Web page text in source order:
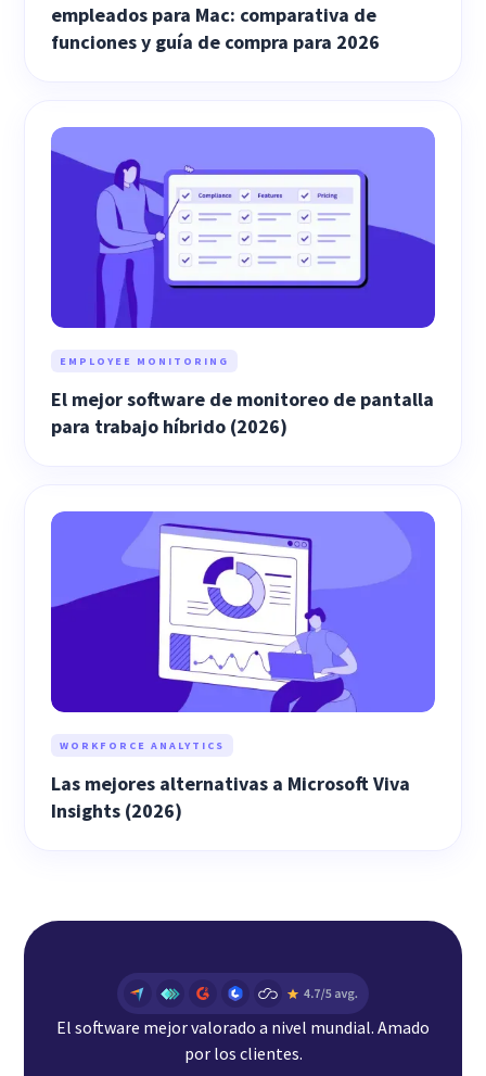
empleados para Mac: comparativa de
funciones y guía de compra para 2026
EMPLOYEE MONITORING
El mejor software de monitoreo de pantalla
para trabajo híbrido (2026)
WORKFORCE ANALYTICS
Las mejores alternativas a Microsoft Viva
Insights (2026)
El software mejor valorado a nivel mundial. Amado
por los clientes.